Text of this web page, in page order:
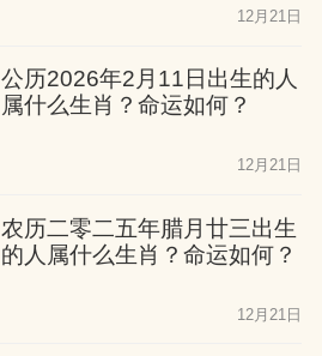
12月21日
公历2026年2月11日出生的人
属什么生肖？命运如何？
12月21日
农历二零二五年腊月廿三出生
的人属什么生肖？命运如何？
12月21日